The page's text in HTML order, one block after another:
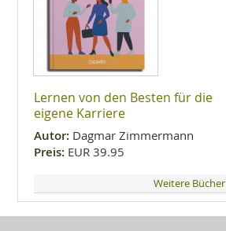
Lernen von den Besten für die
eigene Karriere
Autor: Dagmar Zimmermann
Preis: EUR 39.95
Weitere Bücher